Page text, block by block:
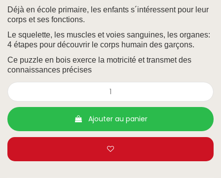
Déjà en école primaire, les enfants s´intéressent pour leur
corps et ses fonctions.
Le squelette, les muscles et voies sanguines, les organes:
4 étapes pour découvrir le corps humain des garçons.
Ce puzzle en bois exerce la motricité et transmet des
connaissances précises
Ajouter au panier